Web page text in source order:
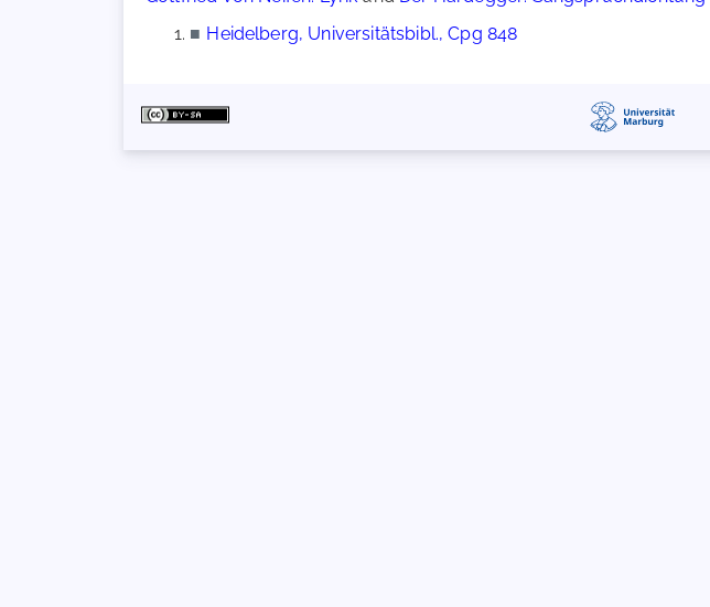
■ Heidelberg, Universitätsbibl., Cpg 848